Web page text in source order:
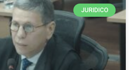
JURIDICO